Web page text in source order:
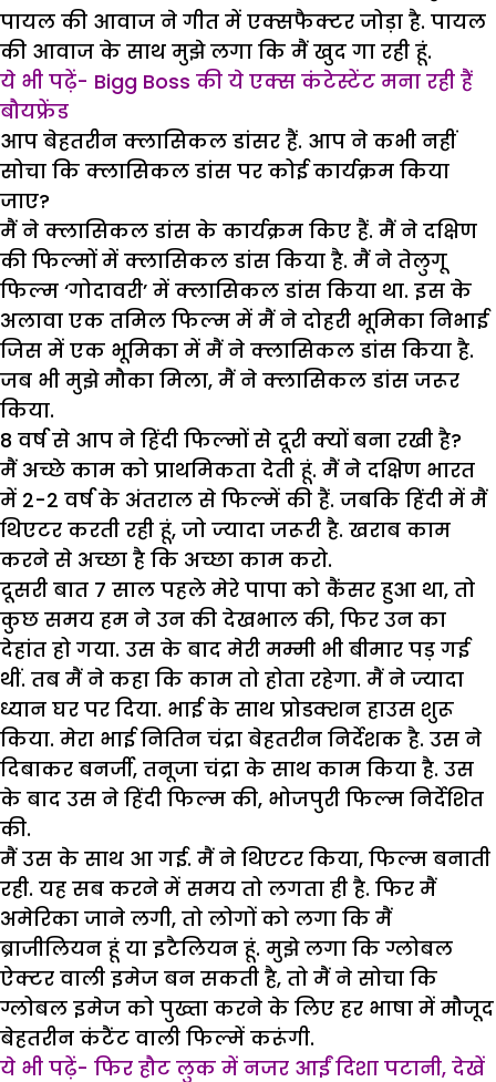
पायल की आवाज ने गीत में एक्सफैक्टर जोड़ा है. पायल
की आवाज के साथ मुझे लगा कि मैं खुद गा रही हूं.
ये भी पढ़ें- Bigg Boss की ये एक्स कंटेस्टेंट मना रही हैं
बौयफ्रेंड
आप बेहतरीन क्लासिकल डांसर हैं. आप ने कभी नहीं
सोचा कि क्लासिकल डांस पर कोई कार्यक्रम किया
जाए?
मैं ने क्लासिकल डांस के कार्यक्रम किए हैं. मैं ने दक्षिण
की फिल्मों में क्लासिकल डांस किया है. मैं ने तेलुगू
फिल्म ‘गोदावरी’ में क्लासिकल डांस किया था. इस के
अलावा एक तमिल फिल्म में मैं ने दोहरी भूमिका निभाई
जिस में एक भूमिका में मैं ने क्लासिकल डांस किया है.
जब भी मुझे मौका मिला, मैं ने क्लासिकल डांस जरूर
किया.
8 वर्ष से आप ने हिंदी फिल्मों से दूरी क्यों बना रखी है?
मैं अच्छे काम को प्राथमिकता देती हूं. मैं ने दक्षिण भारत
में 2-2 वर्ष के अंतराल से फिल्में की हैं. जबकि हिंदी में मैं
थिएटर करती रही हूं, जो ज्यादा जरूरी है. खराब काम
करने से अच्छा है कि अच्छा काम करो.
दूसरी बात 7 साल पहले मेरे पापा को कैंसर हुआ था, तो
कुछ समय हम ने उन की देखभाल की, फिर उन का
देहांत हो गया. उस के बाद मेरी मम्मी भी बीमार पड़ गई
थीं. तब मैं ने कहा कि काम तो होता रहेगा. मैं ने ज्यादा
ध्यान घर पर दिया. भाई के साथ प्रोडक्शन हाउस शुरू
किया. मेरा भाई नितिन चंद्रा बेहतरीन निर्देशक है. उस ने
दिबाकर बनर्जी, तनूजा चंद्रा के साथ काम किया है. उस
के बाद उस ने हिंदी फिल्म की, भोजपुरी फिल्म निर्देशित
की.
मैं उस के साथ आ गई. मैं ने थिएटर किया, फिल्म बनाती
रही. यह सब करने में समय तो लगता ही है. फिर मैं
अमेरिका जाने लगी, तो लोगों को लगा कि मैं
ब्राजीलियन हूं या इटैलियन हूं. मुझे लगा कि ग्लोबल
ऐक्टर वाली इमेज बन सकती है, तो मैं ने सोचा कि
ग्लोबल इमेज को पुख्ता करने के लिए हर भाषा में मौजूद
बेहतरीन कंटैंट वाली फिल्में करूंगी.
ये भी पढ़ें- फिर हौट लुक में नजर आईं दिशा पटानी, देखें